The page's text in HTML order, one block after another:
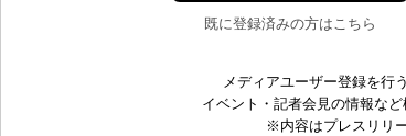
既に登録済みの方はこちら
メディアユーザー登録を行
イベント・記者会見の情報な
※内容はプレスリリ